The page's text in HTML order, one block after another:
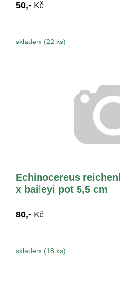
50,- Kč
skladem (22 ks)
Echinocereus
x baileyi pot 5,5 cm
80,- Kč
skladem (18 ks)